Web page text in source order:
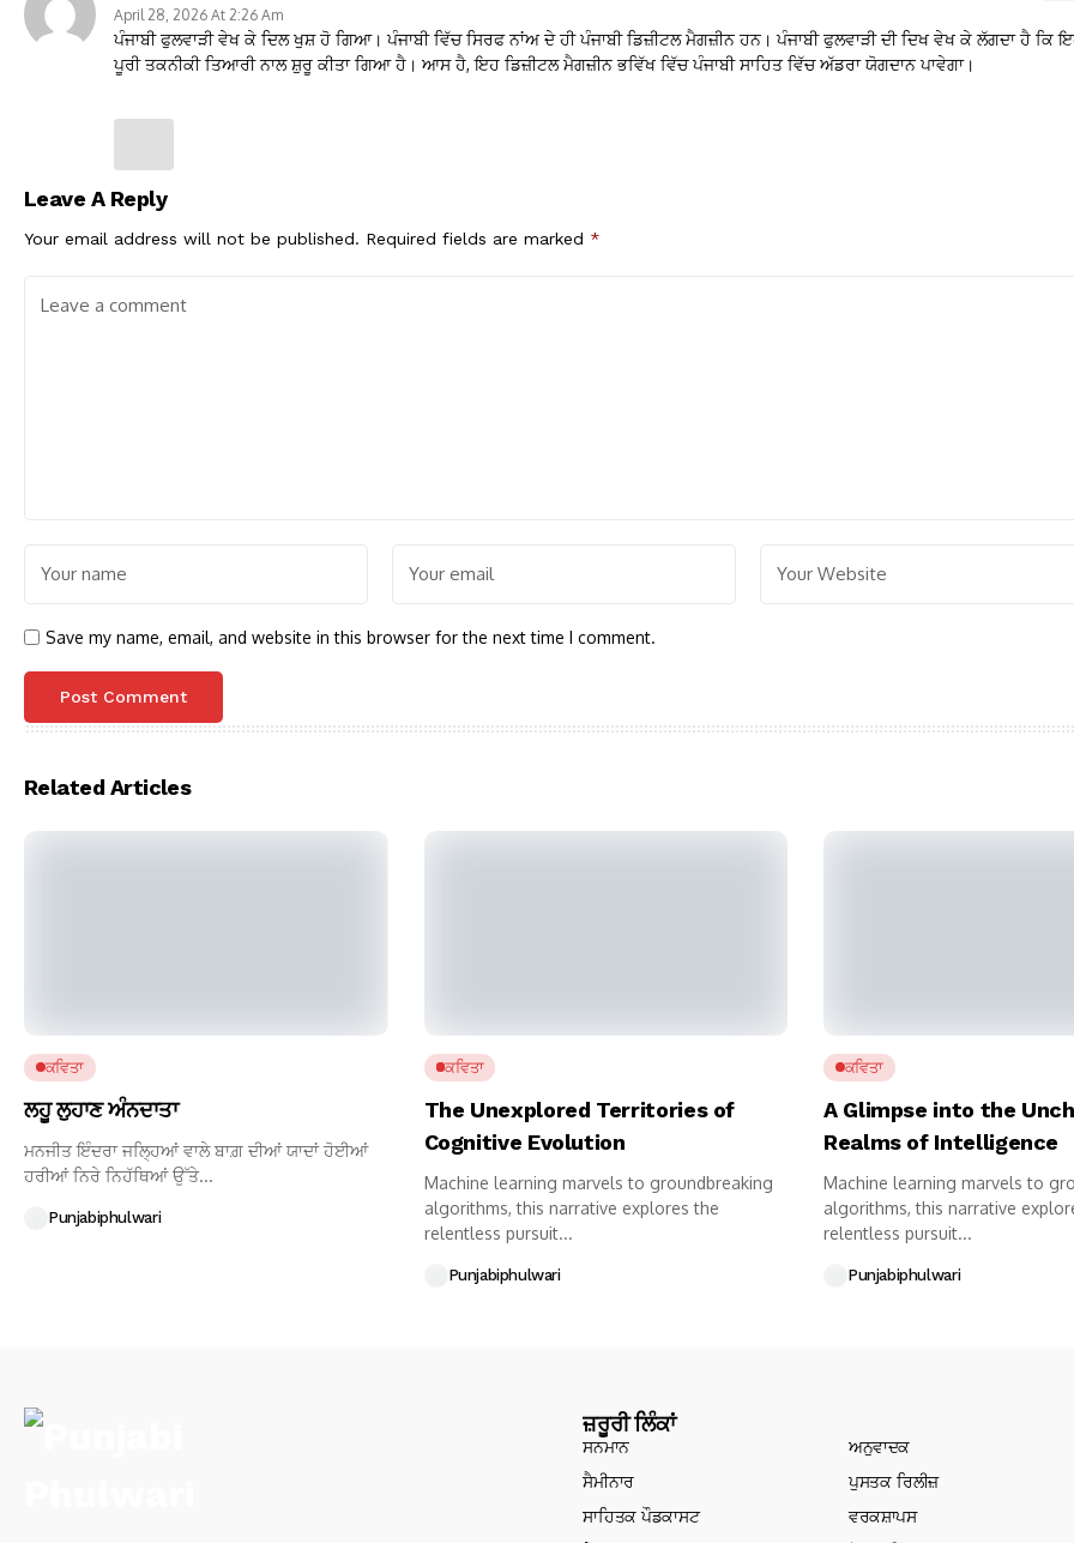
April 28, 2026 At 2:26 Am
ਪੰਜਾਬੀ ਫੁਲਵਾੜੀ ਵੇਖ ਕੇ ਦਿਲ ਖੁਸ਼ ਹੋ ਗਿਆ। ਪੰਜਾਬੀ ਵਿੱਚ ਸਿਰਫ ਨਾਂਅ ਦੇ ਹੀ ਪੰਜਾਬੀ ਡਿਜ਼ੀਟਲ ਮੈਗਜ਼ੀਨ ਹਨ। ਪੰਜਾਬੀ ਫੁਲਵਾੜੀ ਦੀ ਦਿਖ ਵੇਖ ਕੇ ਲੱਗਦਾ ਹੈ ਕਿ
ਪੂਰੀ ਤਕਨੀਕੀ ਤਿਆਰੀ ਨਾਲ ਸ਼ੁਰੂ ਕੀਤਾ ਗਿਆ ਹੈ। ਆਸ ਹੈ, ਇਹ ਡਿਜ਼ੀਟਲ ਮੈਗਜ਼ੀਨ ਭਵਿੱਖ ਵਿੱਚ ਪੰਜਾਬੀ ਸਾਹਿਤ ਵਿੱਚ ਅੱਡਰਾ ਯੋਗਦਾਨ ਪਾਵੇਗਾ।
Leave A Reply
Your email address will not be published. Required fields are marked *
Save my name, email, and website in this browser for the next time I comment.
Related Articles
ਕਵਿਤਾ
ਲਹੂ ਲੁਹਾਣ ਅੰਨਦਾਤਾ
ਮਨਜੀਤ ਇੰਦਰਾ ਜਲ੍ਹਿਆਂ ਵਾਲੇ ਬਾਗ਼ ਦੀਆਂ ਯਾਦਾਂ ਹੋਈਆਂ
ਹਰੀਆਂ ਨਿਰੇ ਨਿਹੱਥਿਆਂ ਉੱਤੇ...
Punjabiphulwari
ਕਵਿਤਾ
The Unexplored Territories of
Cognitive Evolution
Machine learning marvels to groundbreaking
algorithms, this narrative explores the
relentless pursuit...
Punjabiphulwari
ਕਵਿਤਾ
A Glimpse into the
Realms of Intelligence
Machine learning marvels to
algorithms, this narrative
relentless pursuit...
Punjabiphulwari
ਜ਼ਰੂਰੀ ਲਿੰਕਾਂ
ਸਨਮਾਨ
ਅਨੁਵਾਦਕ
ਸੈਮੀਨਾਰ
ਪੁਸਤਕ ਰਿਲੀਜ਼
ਸਾਹਿਤਕ ਪੌਡਕਾਸਟ
ਵਰਕਸ਼ਾਪਸ